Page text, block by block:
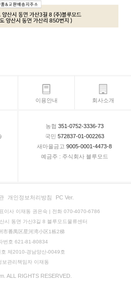
이용안내 회사소개
농협 351-0752-3336-73
국민 572837-01-002263
새마을금고 9005-0001-4473-8
예금주 : 주식회사 블루모드
개인정보처리방침 PC Ver.
이사 이재동 권은숙 | 전화 070-4070-6786
시 동면 가산3길 8 블루모드물류센터
市番禺区星河湾小区1栋2梯
번호 621-81-80834
호 제2010-경남양산-0049호
보관리책임자 이재동
ALL RIGHTS RESERVED.